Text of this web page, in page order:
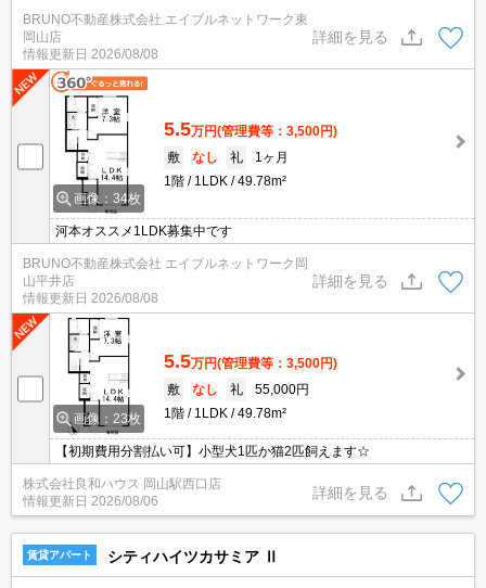
BRUNO不動産株式会社 エイブルネットワーク東
岡山店
情報更新日 2026/08/08
詳細を見る
画像：34枚
5.5万円(管理費等：3,500円)
敷
なし 礼
1ヶ月
1階
1LDK 49.78m²
河本オススメ1LDK募集中です
BRUNO不動産株式会社 エイブルネットワーク岡
山平井店
情報更新日 2026/08/08
詳細を見る
画像：23枚
5.5万円(管理費等：3,500円)
敷
なし 礼
55,000円
1階
1LDK 49.78m²
【初期費用分割払い可】小型犬1匹か猫2匹飼えます☆
株式会社良和ハウス 岡山駅西口店
情報更新日 2026/08/06
詳細を見る
賃貸アパート シティハイツカサミア Ⅱ